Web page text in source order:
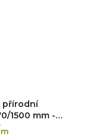
přírodní
1500 mm -